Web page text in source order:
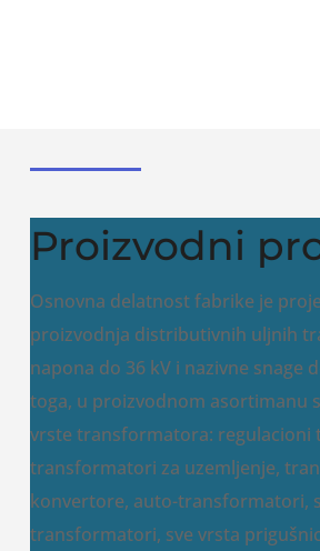
Proizvodni
Osnovna delatnost fabrike je
proizvodnja distributivnih uljnih
napona do 36 kV i nazivne snage
toga, u proizvodnom asortimanu
vrste transformatora: regulacioni
transformatori za uzemljenje,
konvertore, auto-transformatori,
transformatori, sve vrsta